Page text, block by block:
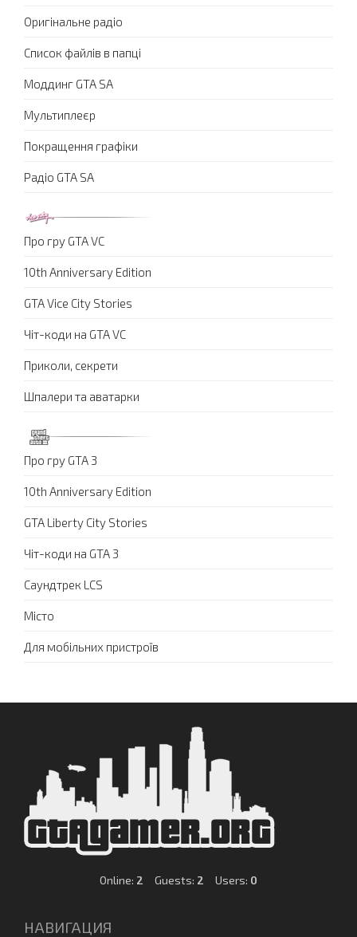
Оригінальне радіо
Список файлів в папці
Моддинг GTA SA
Мультиплеєр
Покращення графіки
Радіо GTA SA
Про гру GTA VC
10th Anniversary Edition
GTA Vice City Stories
Чіт-коди на GTA VC
Приколи, секрети
Шпалери та аватарки
Про гру GTA 3
10th Anniversary Edition
GTA Liberty City Stories
Чіт-коди на GTA 3
Саундтрек LCS
Місто
Для мобільних пристроїв
Online: 2 Guests: 2 Users: 0
НАВИГАЦИЯ